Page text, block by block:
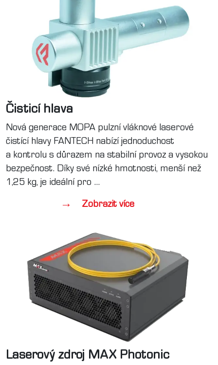
Čisticí hlava
Nová generace MOPA pulzní vláknové laserové
čistící hlavy FANTECH nabízí jednoduchost
a kontrolu s důrazem na stabilní provoz a vysokou
bezpečnost. Díky své nízké hmotnosti, menší než
1,25 kg, je ideální pro ...
Zobrazit více
Laserový zdroj MAX Photonic